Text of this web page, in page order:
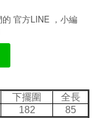
官方LINE ，小編
下擺圍
全長
182 85